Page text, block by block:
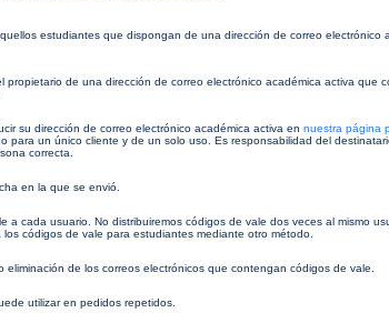
estudiantes que dispongan de una dirección de correo electrónico
de una dirección de correo electrónico académica activa que
su dirección de correo electrónico académica activa en nuestra página
para un único cliente y de un solo uso. Es responsabilidad del
correcta.
en la que se envió.
a cada usuario. No distribuiremos códigos de vale dos veces al mismo
códigos de vale para estudiantes mediante otro método.
de los correos electrónicos que contengan códigos de vale.
utilizar en pedidos repetidos.